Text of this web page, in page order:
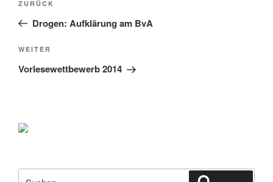
Vorheriger
Beitrag
ZURÜCK
Drogen: Aufklärung am BvA
Nächster
Beitrag
WEITER
Vorlesewettbewerb 2014